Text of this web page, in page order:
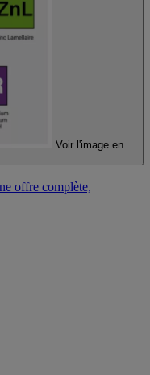
Voir l'image en